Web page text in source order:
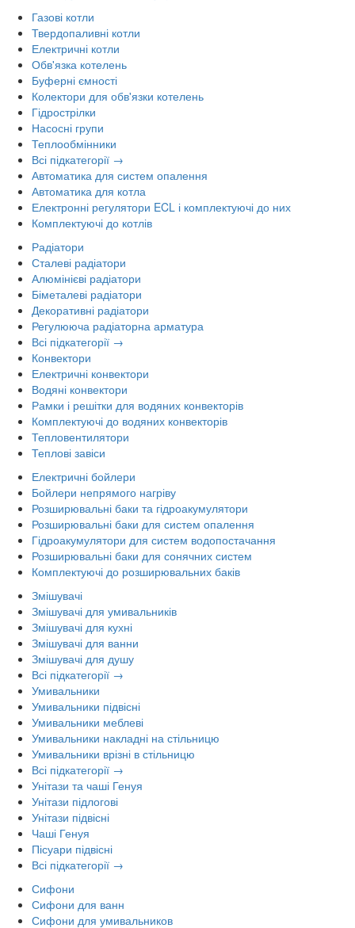
Газові котли
Твердопаливні котли
Електричні котли
Обв'язка котелень
Буферні ємності
Колектори для обв'язки котелень
Гідрострілки
Насосні групи
Теплообмінники
Всі підкатегорії →
Автоматика для систем опалення
Автоматика для котла
Електронні регулятори ECL і комплектуючі до них
Комплектуючі до котлів
Радіатори
Сталеві радіатори
Алюмінієві радіатори
Біметалеві радіатори
Декоративні радіатори
Регулююча радіаторна арматура
Всі підкатегорії →
Конвектори
Електричні конвектори
Водяні конвектори
Рамки і решітки для водяних конвекторів
Комплектуючі до водяних конвекторів
Тепловентилятори
Теплові завіси
Електричні бойлери
Бойлери непрямого нагріву
Розширювальні баки та гідроакумулятори
Розширювальні баки для систем опалення
Гідроакумулятори для систем водопостачання
Розширювальні баки для сонячних систем
Комплектуючі до розширювальних баків
Змішувачі
Змішувачі для умивальників
Змішувачі для кухні
Змішувачі для ванни
Змішувачі для душу
Всі підкатегорії →
Умивальники
Умивальники підвісні
Умивальники меблеві
Умивальники накладні на стільницю
Умивальники врізні в стільницю
Всі підкатегорії →
Унітази та чаші Генуя
Унітази підлогові
Унітази підвісні
Чаші Генуя
Пісуари підвісні
Всі підкатегорії →
Сифони
Сифони для ванн
Сифони для умивальников